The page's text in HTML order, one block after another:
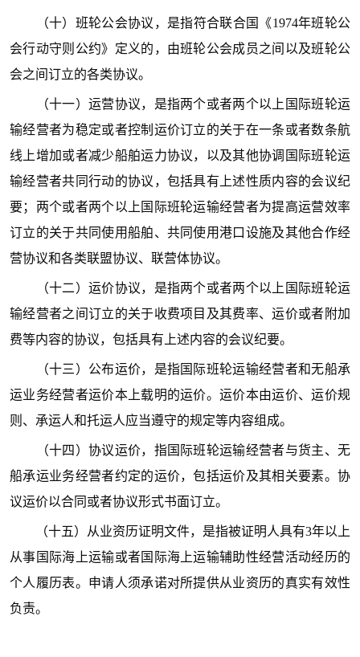
（十）班轮公会协议，是指符合联合国《1974年班轮公
会行动守则公约》定义的，由班轮公会成员之间以及班轮公
会之间订立的各类协议。
（十一）运营协议，是指两个或者两个以上国际班轮运
输经营者为稳定或者控制运价订立的关于在一条或者数条航
线上增加或者减少船舶运力协议，以及其他协调国际班轮运
输经营者共同行动的协议，包括具有上述性质内容的会议纪
要；两个或者两个以上国际班轮运输经营者为提高运营效率
订立的关于共同使用船舶、共同使用港口设施及其他合作经
营协议和各类联盟协议、联营体协议。
（十二）运价协议，是指两个或者两个以上国际班轮运
输经营者之间订立的关于收费项目及其费率、运价或者附加
费等内容的协议，包括具有上述内容的会议纪要。
（十三）公布运价，是指国际班轮运输经营者和无船承
运业务经营者运价本上载明的运价。运价本由运价、运价规
则、承运人和托运人应当遵守的规定等内容组成。
（十四）协议运价，指国际班轮运输经营者与货主、无
船承运业务经营者约定的运价，包括运价及其相关要素。协
议运价以合同或者协议形式书面订立。
（十五）从业资历证明文件，是指被证明人具有3年以上
从事国际海上运输或者国际海上运输辅助性经营活动经历的
个人履历表。申请人须承诺对所提供从业资历的真实有效性
负责。